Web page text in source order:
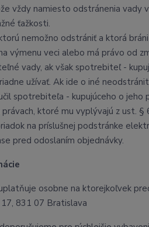
vždy namiesto odstránenia vady
ťažkosti.
nemožno odstrániť a ktorá
výmenu veci alebo má právo od
vady, ak však spotrebiteľ -
užívať. Ak ide o iné
spotrebiteľa - kupujúceho o jeho
ktoré mu vyplývajú z ust.
na príslušnej podstránke
pred odoslaním objednávky.
osobne na ktorejkoľvek
17, 831 07 Bratislava